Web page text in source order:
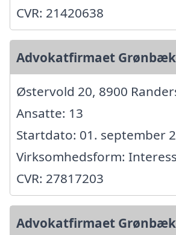
CVR: 21420638
Advokatfirmaet Grønbæk
Østervold 20, 8900
Ansatte: 13
Startdato: 01. september
Virksomhedsform:
CVR: 27817203
Advokatfirmaet